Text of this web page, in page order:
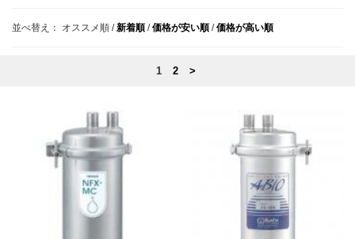
並べ替え： オススメ順 /新着順 /価格が安い順 /価格が高い順
1 2 >